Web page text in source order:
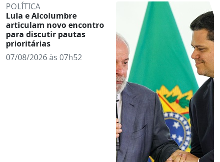
POLÍTICA
Lula e Alcolumbre
articulam novo encontro
para discutir pautas
prioritárias
07/08/2026 às 07h52